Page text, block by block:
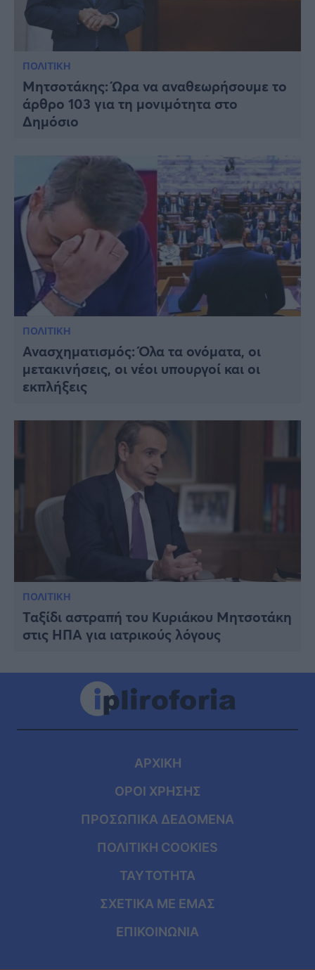
ΠΟΛΙΤΙΚΗ
Μητσοτάκης: Ώρα να αναθεωρήσουμε το
άρθρο 103 για τη μονιμότητα στο
Δημόσιο
ΠΟΛΙΤΙΚΗ
Ανασχηματισμός: Όλα τα ονόματα, οι
μετακινήσεις, οι νέοι υπουργοί και οι
εκπλήξεις
ΠΟΛΙΤΙΚΗ
Ταξίδι αστραπή του Κυριάκου Μητσοτάκη
στις ΗΠΑ για ιατρικούς λόγους
ΑΡΧΙΚΗ
ΟΡΟΙ ΧΡΗΣΗΣ
ΠΡΟΣΩΠΙΚΑ ΔΕΔΟΜΕΝΑ
ΠΟΛΙΤΙΚΗ COOKIES
ΤΑΥΤΟΤΗΤΑ
ΣΧΕΤΙΚΑ ΜΕ ΕΜΑΣ
ΕΠΙΚΟΙΝΩΝΙΑ